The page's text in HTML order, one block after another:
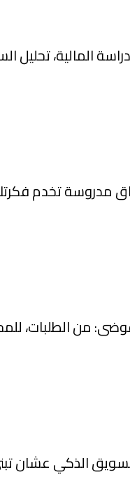
المالية، تحليل
مدروسة تخدم
من الطلبات،
الذكي عشان